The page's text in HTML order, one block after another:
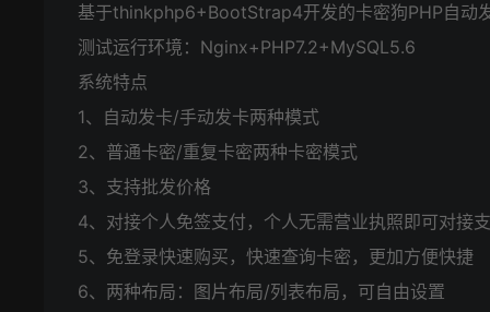
基于thinkphp6+BootStrap4开发的卡密狗PHP自动
测试运行环境：Nginx+PHP7.2+MySQL5.6
系统特点
1、自动发卡/手动发卡两种模式
2、普通卡密/重复卡密两种卡密模式
3、支持批发价格
4、对接个人免签支付，个人无需营业执照即可对接
5、免登录快速购买，快速查询卡密，更加方便快捷
6、两种布局：图片布局/列表布局，可自由设置